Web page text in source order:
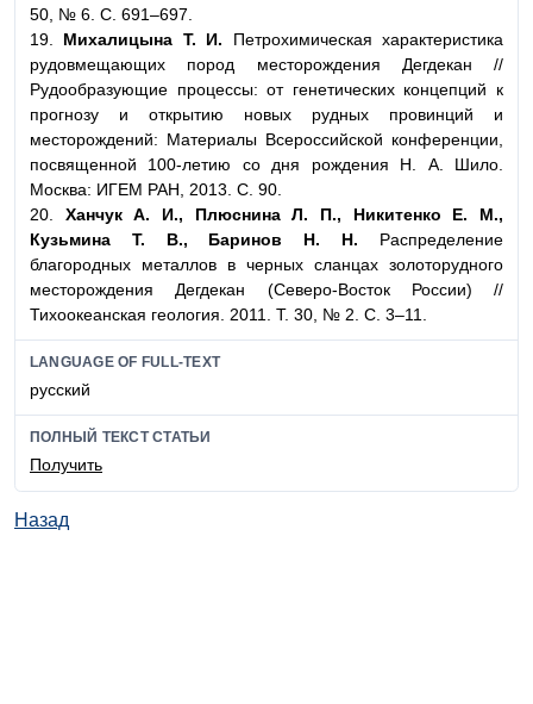
50, № 6. С. 691–697.
19. Михалицына Т. И. Петрохимическая характеристика
рудовмещающих пород месторождения Дегдекан //
Рудообразующие процессы: от генетических концепций к
прогнозу и открытию новых рудных провинций и
месторождений: Материалы Всероссийской конференции,
посвященной 100-летию со дня рождения Н. А. Шило.
Москва: ИГЕМ РАН, 2013. С. 90.
20. Ханчук А. И., Плюснина Л. П., Никитенко Е. М.,
Кузьмина Т. В., Баринов Н. Н. Распределение
благородных металлов в черных сланцах золоторудного
месторождения Дегдекан (Северо-Восток России) //
Тихоокеанская геология. 2011. Т. 30, № 2. С. 3–11.
LANGUAGE OF FULL-TEXT
русский
ПОЛНЫЙ ТЕКСТ СТАТЬИ
Получить
Назад